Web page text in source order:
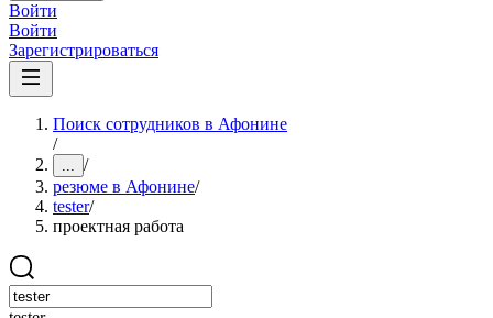
Войти
Войти
Зарегистрироваться
Поиск сотрудников в Афонине
/
... /
резюме в Афонине/
tester/
проектная работа